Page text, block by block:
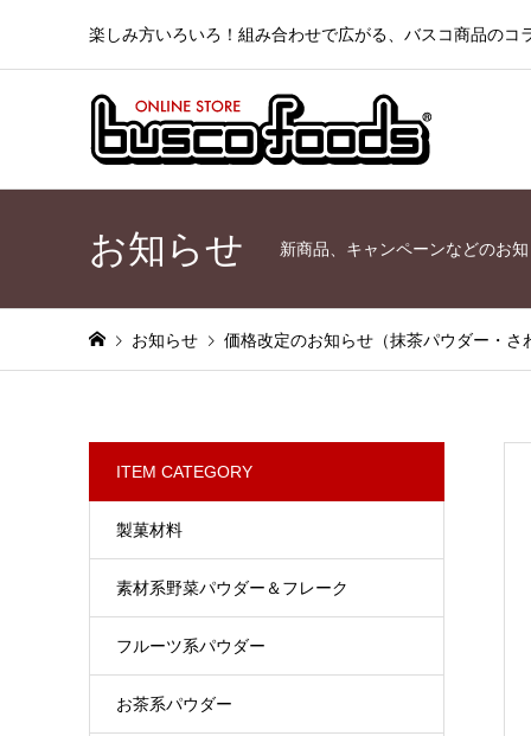
楽しみ方いろいろ！組み合わせで広がる、バスコ商品のコ
お知らせ 新商品、キャンペーンなどのお
お知らせ 価格改定のお知らせ（抹茶パウダー・さ
ITEM CATEGORY
製菓材料
素材系野菜パウダー＆フレーク
フルーツ系パウダー
お茶系パウダー